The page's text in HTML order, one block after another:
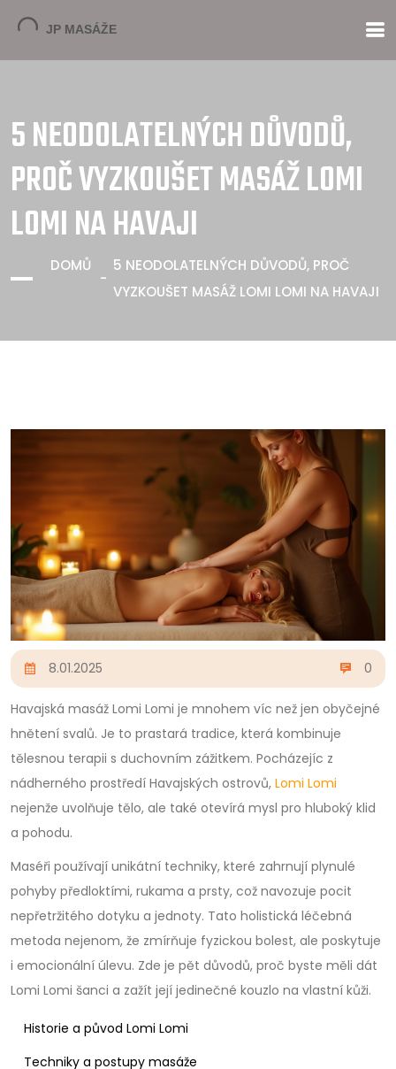
5 NEODOLATELNÝCH DŮVODŮ,
PROČ VYZKOUŠET MASÁŽ LOMI
LOMI NA HAVAJI
DOMŮ
5 NEODOLATELNÝCH DŮVODŮ, PROČ
VYZKOUŠET MASÁŽ LOMI LOMI NA HAVAJI
8.01.2025 0
Havajská masáž Lomi Lomi je mnohem víc než jen obyčejné
hnětení svalů. Je to prastará tradice, která kombinuje
tělesnou terapii s duchovním zážitkem. Pocházejíc z
nádherného prostředí Havajských ostrovů, Lomi Lomi
nejenže uvolňuje tělo, ale také otevírá mysl pro hluboký klid
a pohodu.
Maséři používají unikátní techniky, které zahrnují plynulé
pohyby předloktími, rukama a prsty, což navozuje pocit
nepřetržitého dotyku a jednoty. Tato holistická léčebná
metoda nejenom, že zmírňuje fyzickou bolest, ale poskytuje
i emocionální úlevu. Zde je pět důvodů, proč byste měli dát
Lomi Lomi šanci a zažít její jedinečné kouzlo na vlastní kůži.
Historie a původ Lomi Lomi
Techniky a postupy masáže